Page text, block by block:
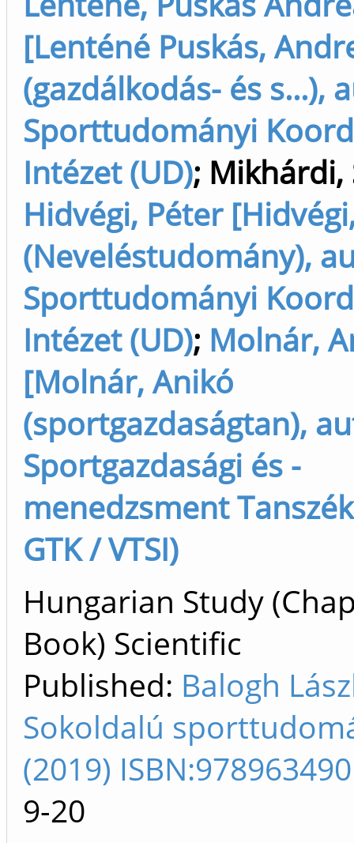
[Lenténé Puskás,
(gazdálkodás- és s...),
Sporttudományi
Intézet (UD); Mikhárdi,
Hidvégi, Péter
(Neveléstudomány),
Sporttudományi
Intézet (UD); Molnár,
[Molnár, Anikó
(sportgazdaságtan),
Sportgazdasági és -
menedzsment
GTK / VTSI)
Hungarian Study
Book) Scientific
Published: Balogh
Sokoldalú
(2019)
9-20